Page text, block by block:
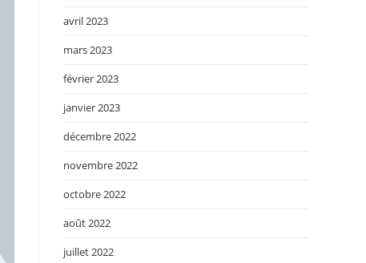
avril 2023
mars 2023
février 2023
janvier 2023
décembre 2022
novembre 2022
octobre 2022
août 2022
juillet 2022